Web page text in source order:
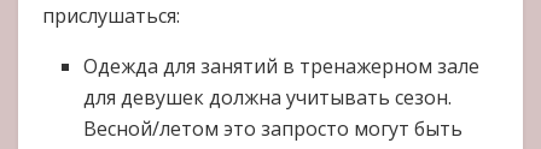
прислушаться:
Одежда для занятий в тренажерном зале
для девушек должна учитывать сезон.
Весной/летом это запросто могут быть